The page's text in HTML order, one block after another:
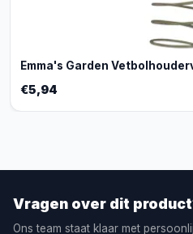
Emma's Garden
€5,94
Vragen over dit
Ons team staat klaar met